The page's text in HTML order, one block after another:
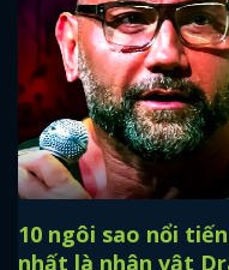
10 ngôi sao nổi
nhất là nhân vật